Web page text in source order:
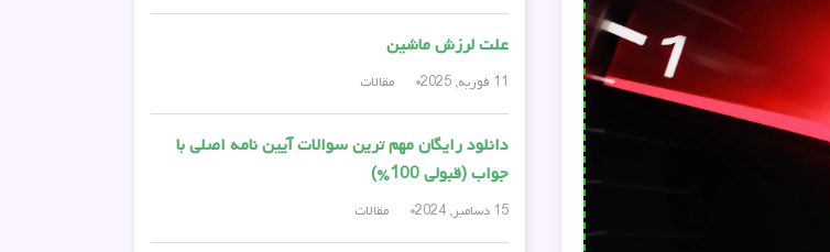
علت لرزش ماشین
11 فوریه, 2025 مقالات
دانلود رایگان مهم ترین سوالات آیین نامه اصلی با
جواب (قبولی 100%)
15 دسامبر, 2024 مقالات